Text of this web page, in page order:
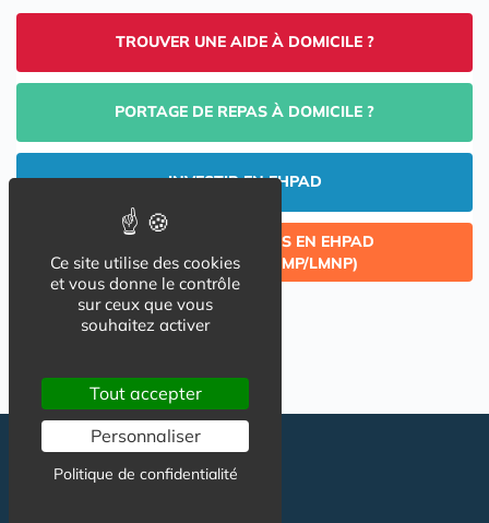
TROUVER UNE AIDE À DOMICILE ?
PORTAGE DE REPAS À DOMICILE ?
INVESTIR EN EHPAD
CÉDER UN LOT ACQUIS EN EHPAD
(INVESTISSEMENT LMP/LMNP)
Ce site utilise des cookies
et vous donne le contrôle
sur ceux que vous
souhaitez activer
Tout accepter
Personnaliser
Politique de confidentialité